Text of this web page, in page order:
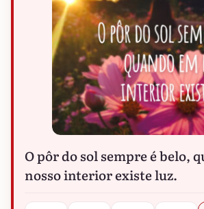
O pôr do sol sempre é belo,
nosso interior existe luz.